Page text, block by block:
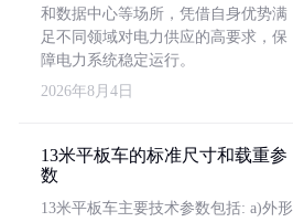
和数据中心等场所，凭借自身优势满
足不同领域对电力供应的高要求，保
障电力系统稳定运行。
2026年8月4日
13米平板车的标准尺寸和载重参
数
13米平板车主要技术参数包括: a)外形